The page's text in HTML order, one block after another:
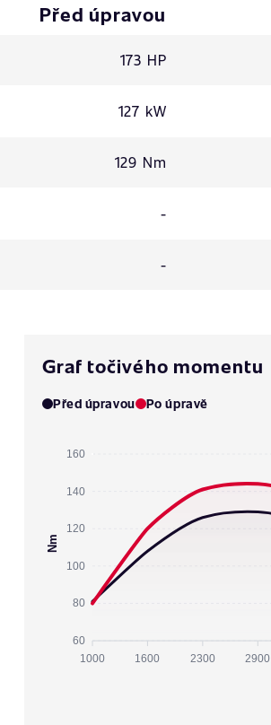
Před úpravou
173 HP
127 kW
129 Nm
-
-
Graf točivého momentu
Před úpravou Po úpravě
160
140
120
100
80
60
Nm
1000 1600 2300 2900